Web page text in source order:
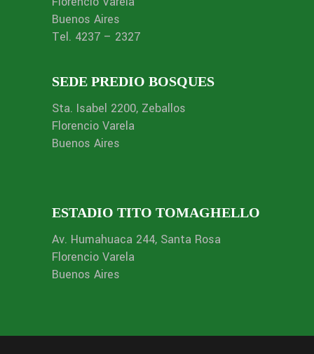
Buenos Aires
Tel. 4237 – 2327
SEDE PREDIO BOSQUES
Sta. Isabel 2200, Zeballos
Florencio Varela
Buenos Aires
ESTADIO TITO TOMAGHELLO
Av. Humahuaca 244, Santa Rosa
Florencio Varela
Buenos Aires